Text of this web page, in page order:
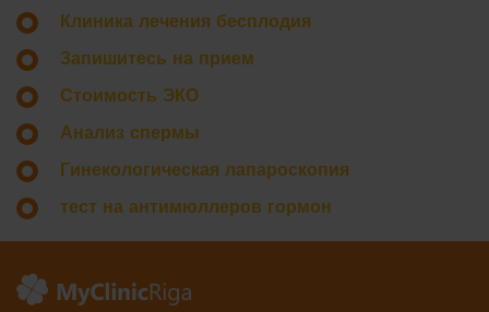
Клиника лечения бесплодия
Запишитесь на прием
Стоимость ЭКО
Анализ спермы
Гинекологическая лапароскопия
тест на антимюллеров гормон